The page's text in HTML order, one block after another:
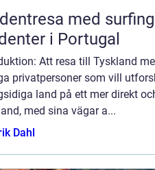
med
i Portugal
Att resa till Tyskland
privatpersoner som vill
land på ett mer direkt
med sina vägar a...
Dahl